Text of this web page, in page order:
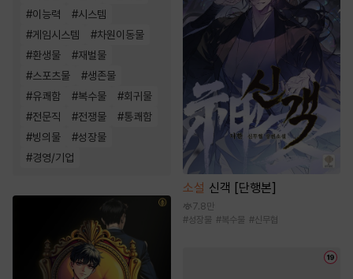
#이능력 #시스템
#게임시스템 #차원이동물
#환생물 #재벌물
#스포츠물 #생존물
#유쾌함 #복수물 #회귀물
#전문직 #전쟁물 #통쾌함
#빙의물 #성장물
#경영/기업
소설 신객 [단행본]
7.8만
#성장물 #복수물 #신무협